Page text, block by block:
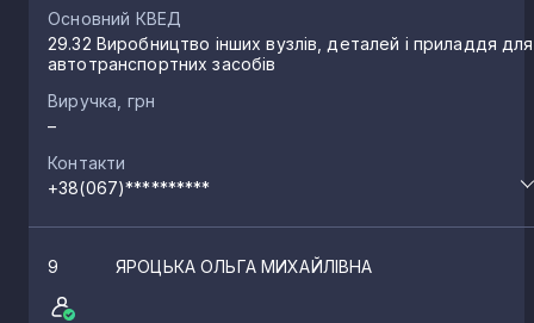
Основний КВЕД
29.32 Виробництво інших вузлів, деталей і приладдя для
автотранспортних засобів
Виручка, грн
–
Контакти
+38(067)**********
9 ЯРОЦЬКА ОЛЬГА МИХАЙЛІВНА